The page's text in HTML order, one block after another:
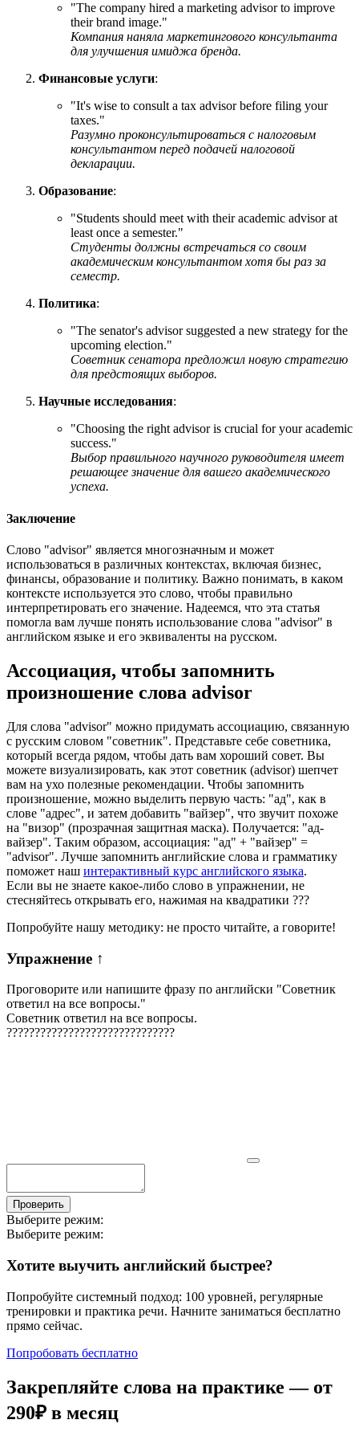
"The company hired a marketing advisor to improve
their brand image."
Компания наняла маркетингового консультанта
для улучшения имиджа бренда.
Финансовые услуги:
"It's wise to consult a tax advisor before filing your
taxes."
Разумно проконсультироваться с налоговым
консультантом перед подачей налоговой
декларации.
Образование:
"Students should meet with their academic advisor at
least once a semester."
Студенты должны встречаться со своим
академическим консультантом хотя бы раз за
семестр.
Политика:
"The senator's advisor suggested a new strategy for the
upcoming election."
Советник сенатора предложил новую стратегию
для предстоящих выборов.
Научные исследования:
"Choosing the right advisor is crucial for your academic
success."
Выбор правильного научного руководителя имеет
решающее значение для вашего академического
успеха.
Заключение
Слово "advisor" является многозначным и может
использоваться в различных контекстах, включая бизнес,
финансы, образование и политику. Важно понимать, в каком
контексте используется это слово, чтобы правильно
интерпретировать его значение. Надеемся, что эта статья
помогла вам лучше понять использование слова "advisor" в
английском языке и его эквиваленты на русском.
Ассоциация, чтобы запомнить
произношение слова advisor
Для слова "advisor" можно придумать ассоциацию, связанную
с русским словом "советник". Представьте себе советника,
который всегда рядом, чтобы дать вам хороший совет. Вы
можете визуализировать, как этот советник (advisor) шепчет
вам на ухо полезные рекомендации. Чтобы запомнить
произношение, можно выделить первую часть: "ад", как в
слове "адрес", и затем добавить "вайзер", что звучит похоже
на "визор" (прозрачная защитная маска). Получается: "ад-
вайзер". Таким образом, ассоциация: "ад" + "вайзер" =
"advisor". Лучше запомнить английские слова и грамматику
поможет наш интерактивный курс английского языка.
Если вы не знаете какое-либо слово в упражнении, не
стесняйтесь открывать его, нажимая на квадратики ???
Попробуйте нашу методику: не просто читайте, а говорите!
Упражнение ↑
Проговорите или напишите фразу по английски "Советник
ответил на все вопросы."
Советник ответил на все вопросы.
??????????????????????????????
Проверить
Выберите режим:
Выберите режим:
Хотите выучить английский быстрее?
Попробуйте системный подход: 100 уровней, регулярные
тренировки и практика речи. Начните заниматься бесплатно
прямо сейчас.
Попробовать бесплатно
Закрепляйте слова на практике — от
290₽ в месяц